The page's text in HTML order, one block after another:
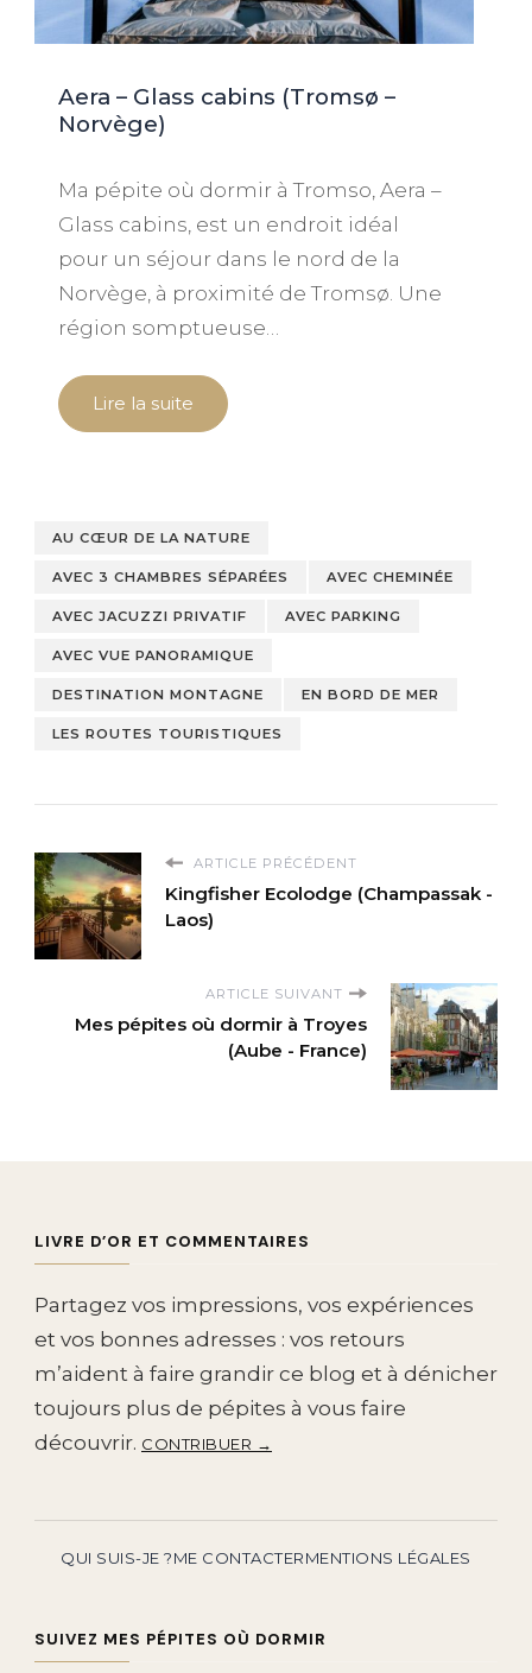
Aera – Glass cabins (Tromsø –
Norvège)
Ma pépite où dormir à Tromso, Aera –
Glass cabins, est un endroit idéal
pour un séjour dans le nord de la
Norvège, à proximité de Tromsø. Une
région somptueuse…
Lire la suite
AU CŒUR DE LA NATURE
AVEC 3 CHAMBRES SÉPARÉES AVEC CHEMINÉE
AVEC JACUZZI PRIVATIF AVEC PARKING
AVEC VUE PANORAMIQUE
DESTINATION MONTAGNE EN BORD DE MER
LES ROUTES TOURISTIQUES
ARTICLE PRÉCÉDENT
Kingfisher Ecolodge (Champassak -
Laos)
ARTICLE SUIVANT
Mes pépites où dormir à Troyes
(Aube - France)
LIVRE D’OR ET COMMENTAIRES
Partagez vos impressions, vos expériences
et vos bonnes adresses : vos retours
m’aident à faire grandir ce blog et à dénicher
toujours plus de pépites à vous faire
découvrir. CONTRIBUER →
QUI SUIS-JE ?ME CONTACTERMENTIONS LÉGALES
SUIVEZ MES PÉPITES OÙ DORMIR